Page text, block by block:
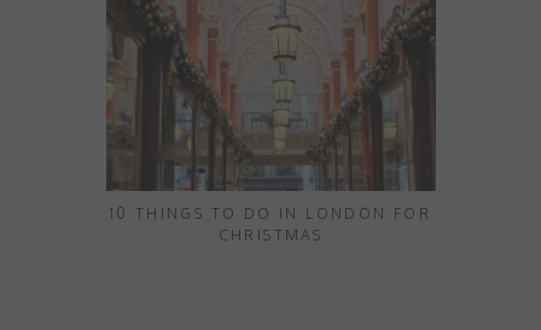
10 THINGS TO DO IN LONDON FOR
CHRISTMAS